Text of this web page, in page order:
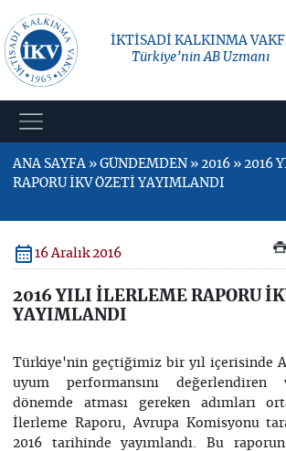
İKTİSADİ KALKINMA VAKFI
Türkiye’nin AB Uzmanı
ANA SAYFA » GÜNDEMDEN » 2016 » 2016
RAPORU İKV ÖZETİ YAYIMLANDI
16 Aralık 2016
2016 YILI İLERLEME RAPORU
YAYIMLANDI
Türkiye'nin geçtiğimiz bir yıl içerisinde
uyum performansını değerlendiren
dönemde atması gereken adımları
İlerleme Raporu, Avrupa Komisyonu
2016 tarihinde yayımlandı. Bu